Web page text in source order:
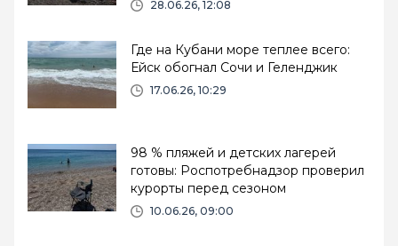
28.06.26, 12:08
Где на Кубани море теплее всего:
Ейск обогнал Сочи и Геленджик
17.06.26, 10:29
98 % пляжей и детских лагерей
готовы: Роспотребнадзор проверил
курорты перед сезоном
10.06.26, 09:00